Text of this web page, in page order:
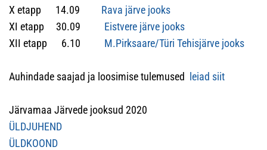
X etapp 14.09
Rava järve jooks
XI etapp 30.09 Eistvere järve jooks
XII etapp 6.10 M.Pirksaare/Türi Tehisjärve jooks
Auhindade saajad ja loosimise tulemused leiad siit
Järvamaa Järvede jooksud 2020
ÜLDJUHEND
ÜLDKOOND